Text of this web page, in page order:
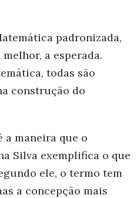
padronizada,
a esperada.
todas são
construção do
a maneira que o
Silva exemplifica o que
ele, o termo tem
a concepção mais